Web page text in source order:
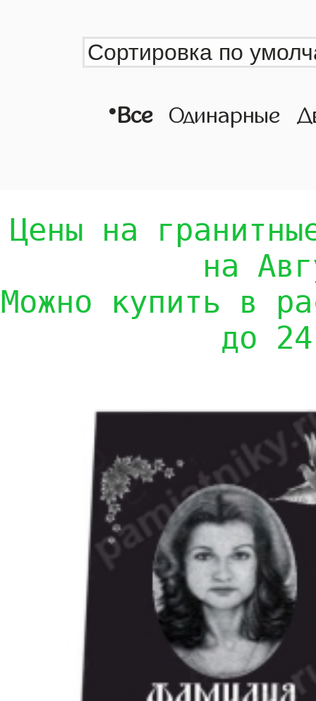
•Все Одинарные
Цены на
на
Можно купить в
до